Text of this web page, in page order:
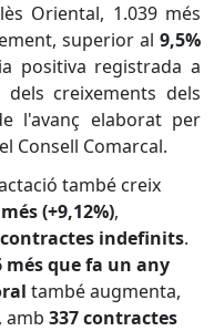
Oriental, 1.039 més
superior al 9,5%
positiva registrada a
creixements dels
l'avanç elaborat per
Consell Comarcal.
també creix
(+9,12%),
indefinits.
més que fa un any
també augmenta,
amb 337 contractes